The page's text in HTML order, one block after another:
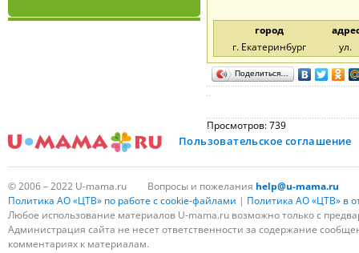
город
г. Екатеринбург
ул.
Поделиться…
Просмотров: 739
Пользовательское соглашение
© 2006 – 2022 U-mama.ru Вопросы и пожелания help@u-mama.ru
Политика АО «ЦТВ» по работе с cookie-файлами | Политика АО «ЦТВ» в
Любое использование материалов U-mama.ru возможно только с
Администрация сайта не несет ответственности за содержание
комментариях к материалам.